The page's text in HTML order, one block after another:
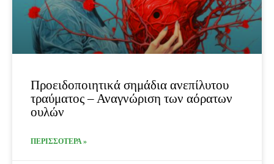
Προειδοποιητικά σημάδια ανεπίλυτου
τραύματος – Αναγνώριση των αόρατων
ουλών
ΠΕΡΙΣΣΟΤΕΡΑ »